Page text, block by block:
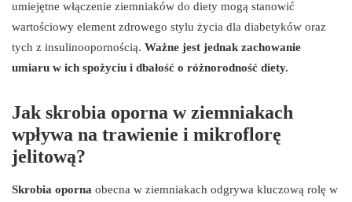
umiejętne włączenie ziemniaków do diety mogą stanowić
wartościowy element zdrowego stylu życia dla diabetyków oraz
tych z insulinoopornością. Ważne jest jednak zachowanie
umiaru w ich spożyciu i dbałość o różnorodność diety.
Jak skrobia oporna w ziemniakach
wpływa na trawienie i mikroflorę
jelitową?
Skrobia oporna obecna w ziemniakach odgrywa kluczową rolę w